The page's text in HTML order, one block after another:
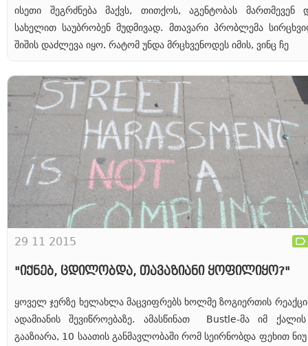
ისეთი შეგრძნება მაქვს, თითქოს, აგენტობას მართმევენ
სახელით საუბრობენ მუდმივად. მთავარი პრობლემა
შიშის დაძლევა იყო. რატომ უნდა მრცხვენოდეს იმის, ვინც ჩე
29 11 2015
"იქნებ, ცდილობდა, თავაზიანი ყოფილიყო?"
ყოველ ჯერზე ხელახლა მაცვიფრებს ხოლმე ზოგიერთის
ადამიანის შევიწროებაზე. ამასწინათ Bustle-მა იმ
გააზიარა, 10 საათის განმავლობაში რომ სეირნობდა ფეხით